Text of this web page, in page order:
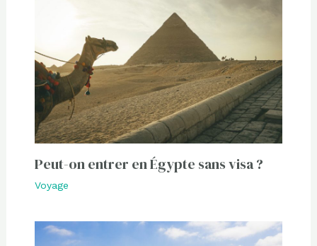
Peut-on entrer en Égypte sans visa ?
Voyage